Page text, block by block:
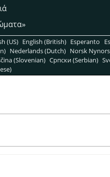
»
(US) English (British) Esperanto
Nederlands (Dutch) Norsk
(Slovenian) Српски (Serbian)